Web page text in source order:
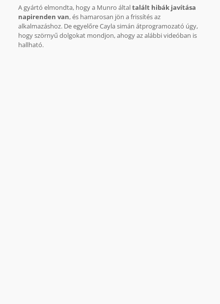
A gyártó elmondta, hogy a Munro általtalált hibák javítása
napirenden van, és hamarosan jön a frissítés az
alkalmazáshoz. De egyelőre Cayla simán átprogramozató úgy,
hogy szörnyű dolgokat mondjon, ahogy az alábbi videóban is
hallható.